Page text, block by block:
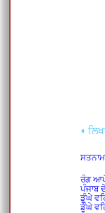
+
ਰੰਗ
ਪੰਜਾਬ
ਡੂੰਘੇ
ਡੂੰਘੇ